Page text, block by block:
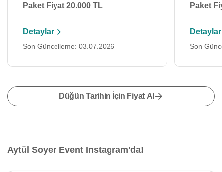
Paket Fiyat 20.000 TL
Detaylar
Son Güncelleme: 03.07.2026
Paket
Detaylar
Son
Düğün Tarihin İçin Fiyat Al
Aytül Soyer Event Instagram'da!